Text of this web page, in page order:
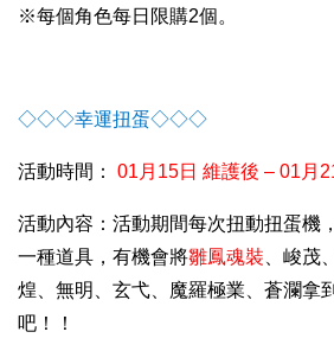
※每個角色每日限購2個。
◇◇◇幸運扭蛋◇◇◇
活動時間： 01 月15日 維護後 – 01月
活動內容：活動期間每次扭動扭蛋機
一種道具，有機會將雛鳳魂裝 、峻茂
煌、無明、玄弋、魔羅極業、蒼瀾拿
吧！！